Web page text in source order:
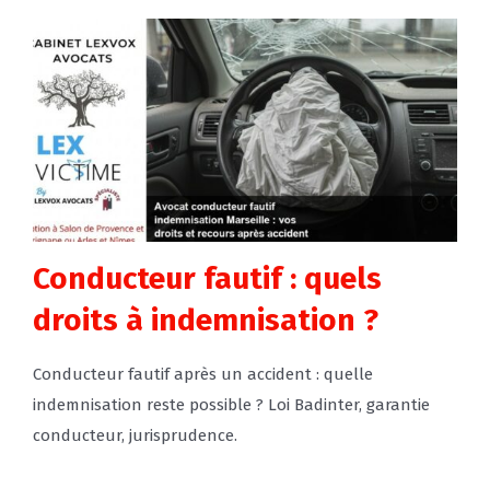
Conducteur fautif : quels
droits à indemnisation ?
Conducteur fautif après un accident : quelle
indemnisation reste possible ? Loi Badinter, garantie
conducteur, jurisprudence.